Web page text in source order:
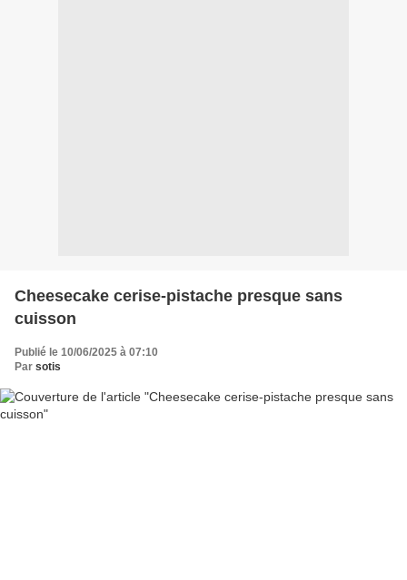
Cheesecake cerise-pistache presque sans
cuisson
Publié le 10/06/2025 à 07:10
Par sotis